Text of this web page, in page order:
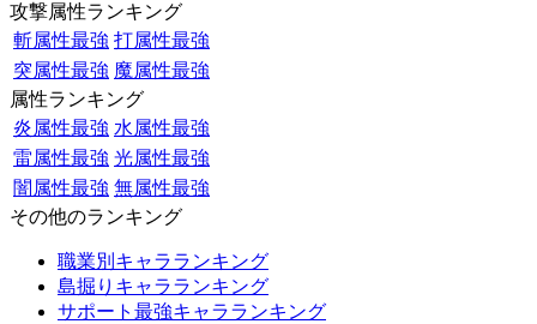
攻撃属性ランキング
斬属性最強 打属性最強
突属性最強 魔属性最強
属性ランキング
炎属性最強 水属性最強
雷属性最強 光属性最強
闇属性最強 無属性最強
その他のランキング
職業別キャラランキング
島掘りキャラランキング
サポート最強キャラランキング